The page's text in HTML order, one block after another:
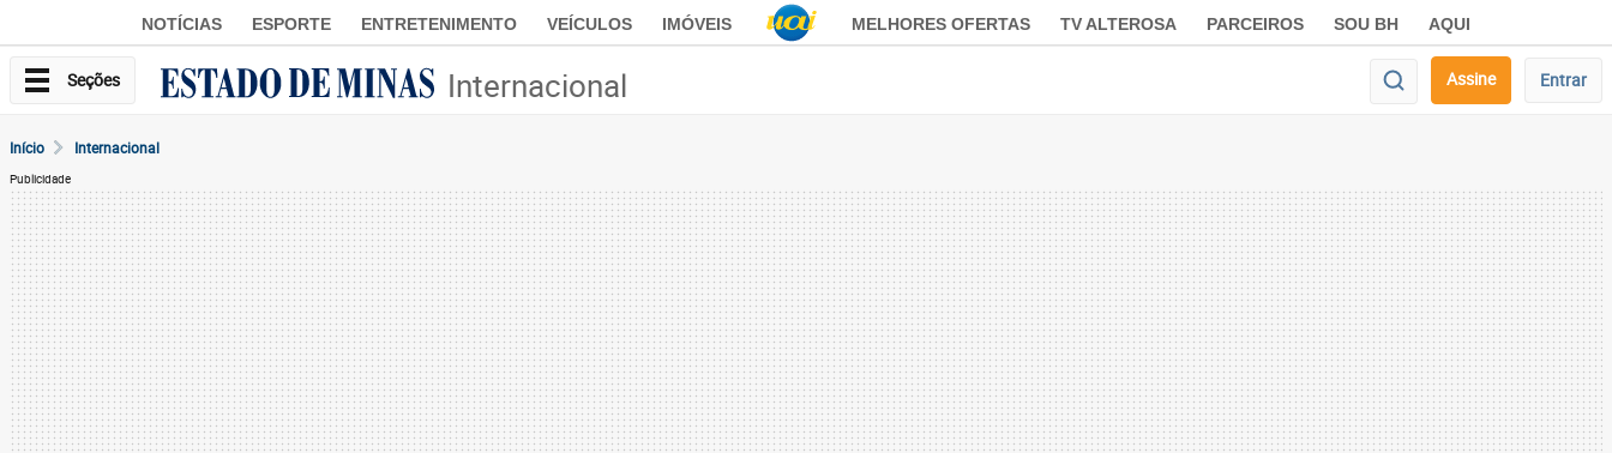
NOTÍCIAS ESPORTE ENTRETENIMENTO VEÍCULOS IMÓVEIS MELHORES OFERTAS TV ALTEROSA PARCEIROS SOU BH AQUI
Seções Internacional Assine Entrar
Início Internacional
Publicidade